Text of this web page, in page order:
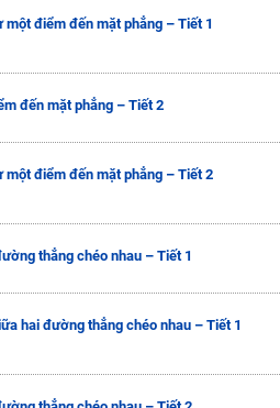
điểm đến mặt phẳng – Tiết 1
đến mặt phẳng – Tiết 2
một điểm đến mặt phẳng – Tiết 2
thẳng chéo nhau – Tiết 1
hai đường thẳng chéo nhau – Tiết 1